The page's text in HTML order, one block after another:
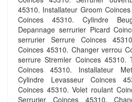
45310. Installateur Groom
Coinces 45310. Cylindre
Depannage serrurier Picard
serrurier Serrure Coinces
Coinces 45310. Changer verrou
serrure Stremler Coinces 45310.
Coinces 45310. Installateur
Cylindre Levasseur Coinces
Coinces 45310. Volet roulant
Serrurier Coinces 45310.